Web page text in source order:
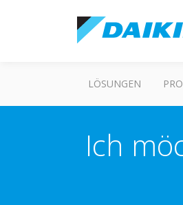
LÖSUNGEN
Ich